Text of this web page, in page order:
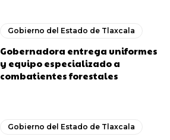
Gobierno del Estado de Tlaxcala
Gobernadora entrega uniformes
y equipo especializado a
combatientes forestales
Gobierno del Estado de Tlaxcala